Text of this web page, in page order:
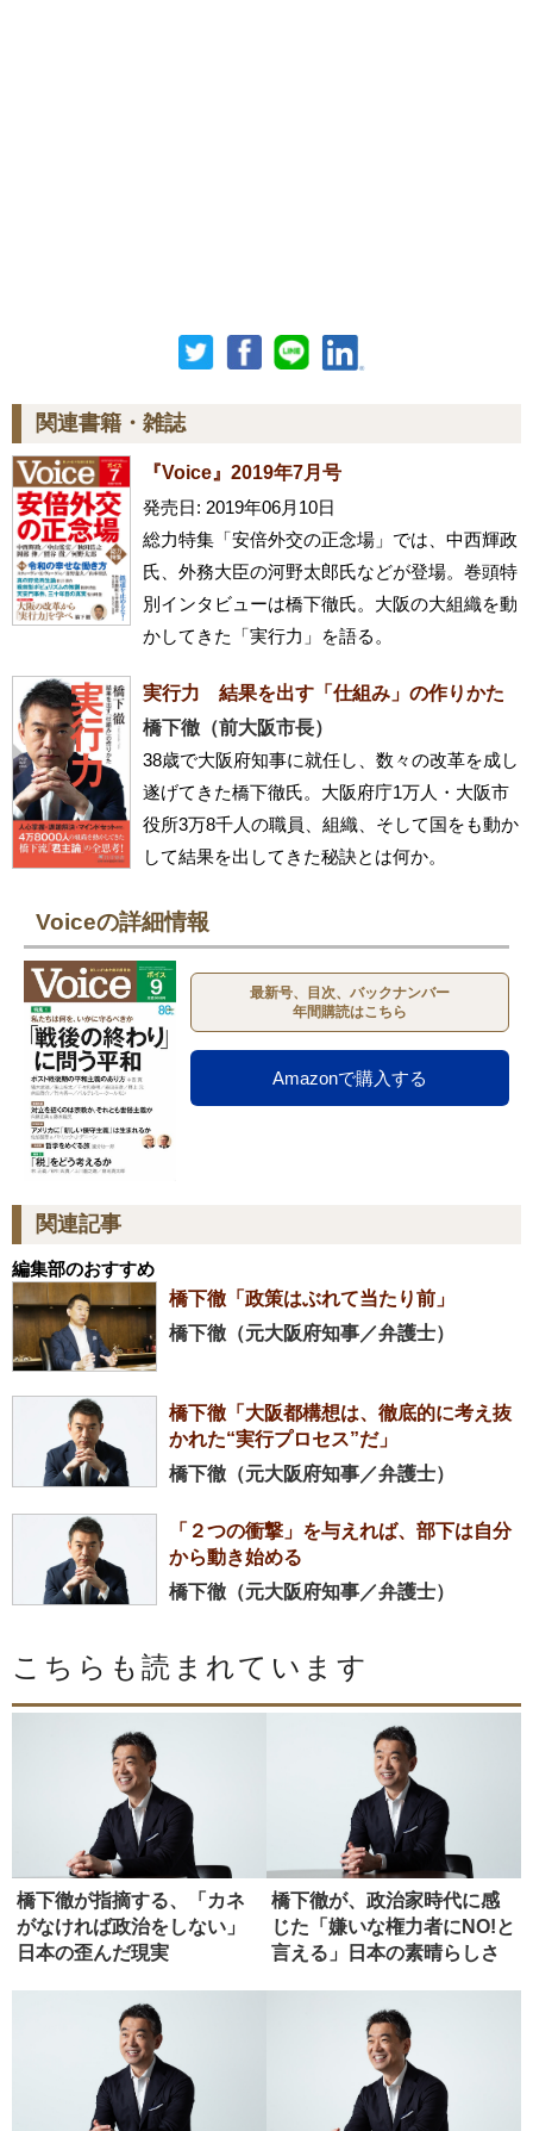
関連書籍・雑誌
『Voice』2019年7月号
発売日: 2019年06月10日
総力特集「安倍外交の正念場」では、中西輝政
氏、外務大臣の河野太郎氏などが登場。巻頭特
別インタビューは橋下徹氏。大阪の大組織を動
かしてきた「実行力」を語る。
実行力 結果を出す「仕組み」の作りかた
橋下徹（前大阪市長）
38歳で大阪府知事に就任し、数々の改革を成し
遂げてきた橋下徹氏。大阪府庁1万人・大阪市
役所3万8千人の職員、組織、そして国をも動か
して結果を出してきた秘訣とは何か。
Voiceの詳細情報
最新号、目次、バックナンバー
年間購読はこちら
Amazonで購入する
関連記事
編集部のおすすめ
橋下徹「政策はぶれて当たり前」
橋下徹（元大阪府知事／弁護士）
橋下徹「大阪都構想は、徹底的に考え抜
かれた“実行プロセス”だ」
橋下徹（元大阪府知事／弁護士）
「２つの衝撃」を与えれば、部下は自分
から動き始める
橋下徹（元大阪府知事／弁護士）
こちらも読まれています
橋下徹が指摘する、「カネ
がなければ政治をしない」
日本の歪んだ現実
橋下徹が、政治家時代に感
じた「嫌いな権力者にNO!と
言える」日本の素晴らしさ